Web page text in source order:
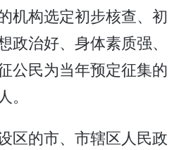
机构选定初步核查、初
政治好、身体素质强、
公民为当年预定征集的
区的市、市辖区人民政